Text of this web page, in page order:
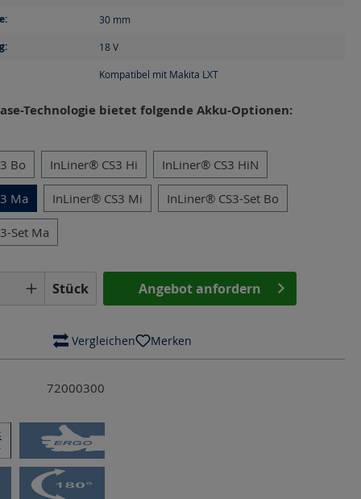
30 mm
18 V
Kompatibel mit Makita LXT
Technologie bietet folgende Akku-Optionen:
Bo InLiner® CS3 Hi InLiner® CS3 HiN
Ma InLiner® CS3 Mi InLiner® CS3-Set Bo
Set Ma
Gib den gewünschten Wert
Stück Angebot anfordern
Vergleichen Merken
72000300